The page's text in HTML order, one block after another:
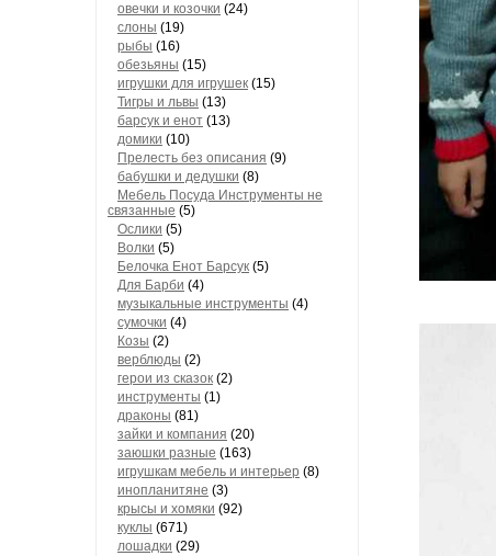
овечки и козочки (24)
слоны (19)
рыбы (16)
обезьяны (15)
игрушки для игрушек (15)
Тигры и львы (13)
барсук и енот (13)
домики (10)
Прелесть без описания (9)
бабушки и дедушки (8)
Мебель Посуда Инструменты не
связанные (5)
Ослики (5)
Волки (5)
Белочка Енот Барсук (5)
Для Барби (4)
музыкальные инструменты (4)
сумочки (4)
Козы (2)
верблюды (2)
герои из сказок (2)
инструменты (1)
драконы (81)
зайки и компания (20)
заюшки разные (163)
игрушкам мебель и интерьер (8)
инопланитяне (3)
крысы и хомяки (92)
куклы (671)
лошадки (29)